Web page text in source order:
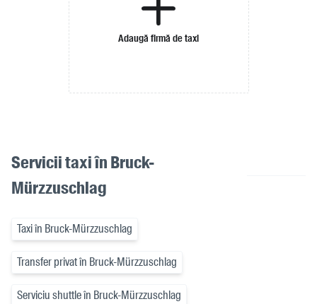
Adaugă firmă de taxi
Servicii taxi în Bruck-
Mürzzuschlag
Taxi în Bruck-Mürzzuschlag
Transfer privat în Bruck-Mürzzuschlag
Serviciu shuttle în Bruck-Mürzzuschlag